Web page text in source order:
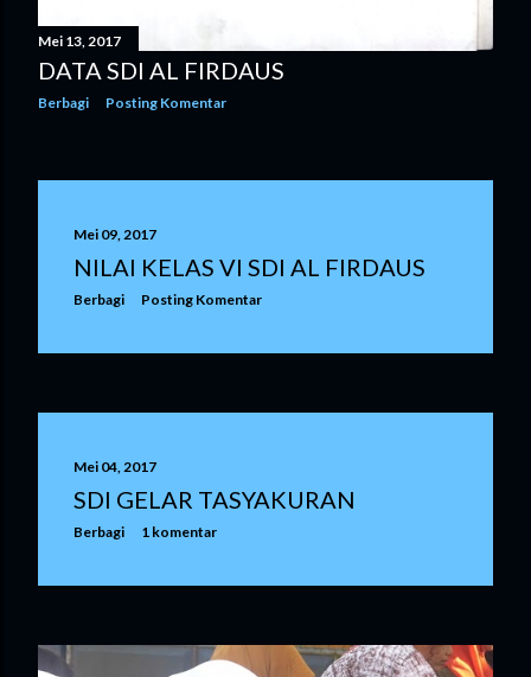
Mei 13, 2017
DATA SDI AL FIRDAUS
Berbagi Posting Komentar
Mei 09, 2017
NILAI KELAS VI SDI AL FIRDAUS
Berbagi Posting Komentar
Mei 04, 2017
SDI GELAR TASYAKURAN
Berbagi 1 komentar